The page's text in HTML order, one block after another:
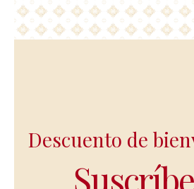
Descuento de